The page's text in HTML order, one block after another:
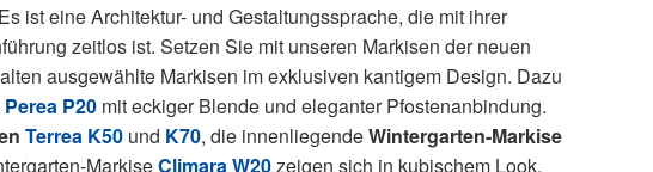
ist eine Architektur- und Gestaltungssprache, die mit ihrer
zeitlos ist. Setzen Sie mit unseren Markisen der neuen
ausgewählte Markisen im exklusiven kantigem Design. Dazu
Perea P20 mit eckiger Blende und eleganter Pfostenanbindung.
Terrea K50 und K70, die innenliegendeWintergarten-Markise
MarkiseClimara W20zeigen sich in kubischem Look.